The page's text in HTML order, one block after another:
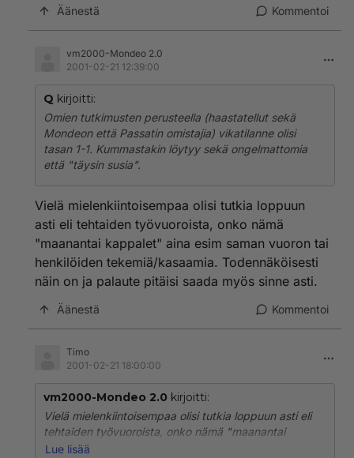
Äänestä Kommentoi
vm2000-Mondeo 2.0
2001-02-21 12:39:00
Q kirjoitti:
Omien tutkimusten perusteella (haastatellut sekä
Mondeon että Passatin omistajia) vikatilanne olisi
tasan 1-1. Kummastakin löytyy sekä ongelmattomia
että "täysin susia".
Vielä mielenkiintoisempaa olisi tutkia loppuun
asti eli tehtaiden työvuoroista, onko nämä
"maanantai kappalet" aina esim saman vuoron tai
henkilöiden tekemiä/kasaamia. Todennäköisesti
näin on ja palaute pitäisi saada myös sinne asti.
Äänestä Kommentoi
Timo
2001-02-21 18:00:00
vm2000-Mondeo 2.0 kirjoitti:
Vielä mielenkiintoisempaa olisi tutkia loppuun asti eli
tehtaiden työvuoroista, onko nämä "maanantai
kappalet" aina esim saman vuoron tai henkilöiden
Lue lisää